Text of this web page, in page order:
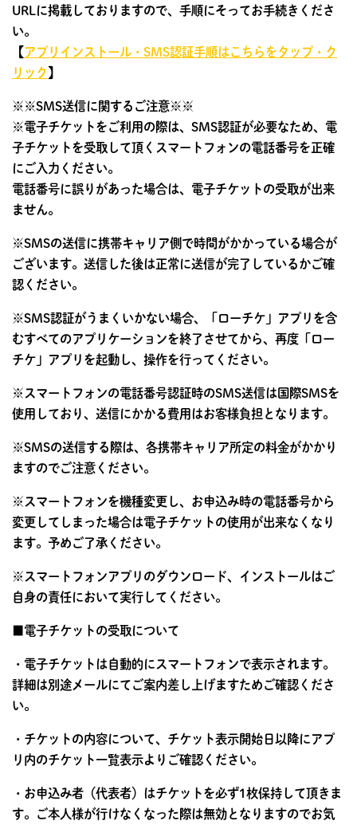
URLに掲載しておりますので、手順にそってお手続きくださ
い。
【アプリインストール・SMS認証手順はこちらをタップ・ク
リック】
※※SMS送信に関するご注意※※
※電子チケットをご利用の際は、SMS認証が必要なため、電
子チケットを受取して頂くスマートフォンの電話番号を正確
にご入力ください。
電話番号に誤りがあった場合は、電子チケットの受取が出来
ません。
※SMSの送信に携帯キャリア側で時間がかかっている場合が
ございます。送信した後は正常に送信が完了しているかご確
認ください。
※SMS認証がうまくいかない場合、「ローチケ」アプリを含
むすべてのアプリケーションを終了させてから、再度「ロー
チケ」アプリを起動し、操作を行ってください。
※スマートフォンの電話番号認証時のSMS送信は国際SMSを
使用しており、送信にかかる費用はお客様負担となります。
※SMSの送信する際は、各携帯キャリア所定の料金がかかり
ますのでご注意ください。
※スマートフォンを機種変更し、お申込み時の電話番号から
変更してしまった場合は電子チケットの使用が出来なくなり
ます。予めご了承ください。
※スマートフォンアプリのダウンロード、インストールはご
自身の責任において実行してください。
■電子チケットの受取について
・電子チケットは自動的にスマートフォンで表示されます。
詳細は別途メールにてご案内差し上げますためご確認くださ
い。
・チケットの内容について、チケット表示開始日以降にアプ
リ内のチケット一覧表示よりご確認ください。
・お申込み者（代表者）はチケットを必ず1枚保持して頂きま
す。ご本人様が行けなくなった際は無効となりますのでお気